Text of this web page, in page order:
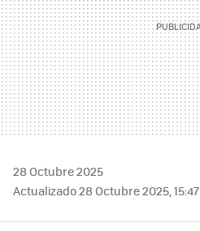
28 Octubre 2025
Actualizado 28 Octubre 2025, 15:47